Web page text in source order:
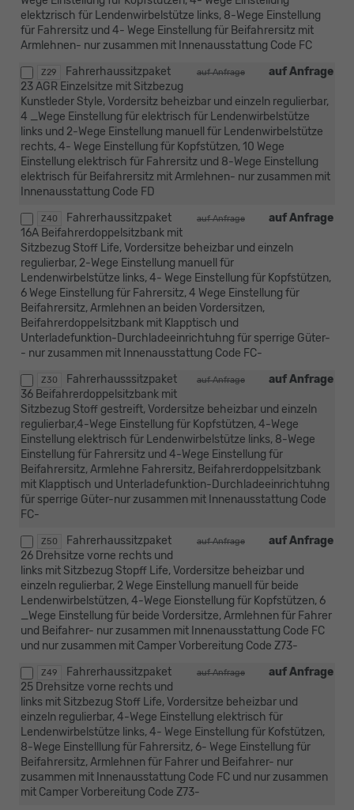
elektzrisch für Lendenwirbelstütze links, 8-Wege Einstellung
für Fahrersitz und 4- Wege Einstellung für Beifahrersitz mit
Armlehnen- nur zusammen mit Innenausstattung Code FC
Z29 auf Anfrage
auf Anfrage
Fahrerhaussitzpaket
23 AGR Einzelsitze mit Sitzbezug
Kunstleder Style, Vordersitz beheizbar und einzeln regulierbar,
4 _Wege Einstellung für elektrisch für Lendenwirbelstütze
links und 2-Wege Einstellung manuell für Lendenwirbelstütze
rechts, 4- Wege Einstellung für Kopfstützen, 10 Wege
Einstellung elektrisch für Fahrersitz und 8-Wege Einstellung
elektrisch für Beifahrersitz mit Armlehnen- nur zusammen mit
Innenausstattung Code FD
Z40 auf Anfrage
auf Anfrage
Fahrerhaussitzpaket
16A Beifahrerdoppelsitzbank mit
Sitzbezug Stoff Life, Vordersitze beheizbar und einzeln
regulierbar, 2-Wege Einstellung manuell für
Lendenwirbelstütze links, 4- Wege Einstellung für Kopfstützen,
6 Wege Einstellung für Fahrersitz, 4 Wege Einstellung für
Beifahrersitz, Armlehnen an beiden Vordersitzen,
Beifahrerdoppelsitzbank mit Klapptisch und
Unterladefunktion-Durchladeeinrichtuhng für sperrige Güter-
- nur zusammen mit Innenausstattung Code FC-
Z30 auf Anfrage
auf Anfrage
Fahrerhausssitzpaket
36 Beifahrerdoppelsitzbank mit
Sitzbezug Stoff gestreift, Vordersitze beheizbar und einzeln
regulierbar,4-Wege Einstellung für Kopfstützen, 4-Wege
Einstellung elektrisch für Lendenwirbelstütze links, 8-Wege
Einstellung für Fahrersitz und 4-Wege Einstellung für
Beifahrersitz, Armlehne Fahrersitz, Beifahrerdoppelsitzbank
mit Klapptisch und Unterladefunktion-Durchladeeinrichtuhng
für sperrige Güter-nur zusammen mit Innenausstattung Code
FC-
Z50 auf Anfrage
auf Anfrage
Fahrerhaussitzpaket
26 Drehsitze vorne rechts und
links mit Sitzbezug Stopff Life, Vordersitze beheizbar und
einzeln regulierbar, 2 Wege Einstellung manuell für beide
Lendenwirbelstützen, 4-Wege Eionstellung für Kopfstützen, 6
_Wege Einstellung für beide Vordersitze, Armlehnen für Fahrer
und Beifahrer- nur zusammen mit Innenausstattung Code FC
und nur zusammen mit Camper Vorbereitung Code Z73-
Z49 auf Anfrage
auf Anfrage
Fahrerhaussitzpaket
25 Drehsitze vorne rechts und
links mit Sitzbezug Stoff Life, Vordersitze beheizbar und
einzeln regulierbar, 4-Wege Einstellung elektrisch für
Lendenwirbelstütze links, 4- Wege Einstellung für Kofstützen,
8-Wege Einstelllung für Fahrersitz, 6- Wege Einstellung für
Beifahrersitz, Armlehnen für Fahrer und Beifahrer- nur
zusammen mit Innenausstattung Code FC und nur zusammen
mit Camper Vorbereitung Code Z73-